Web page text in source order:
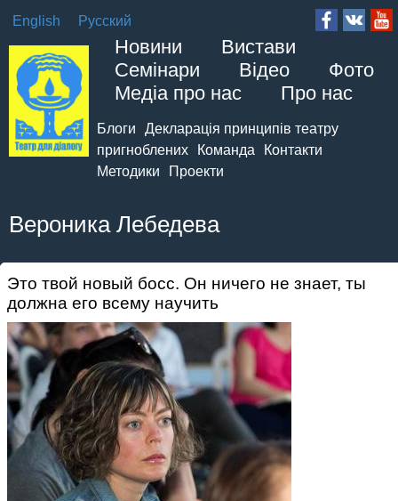
Новини
Вистави
Семінари
Відео
Фото
Медіа про нас
Про нас
Блоги
Декларація принципів театру
пригноблених
Команда
Контакти
Методики
Проекти
English Русский
Вероника Лебедева
Это твой новый босс. Он ничего не знает, ты
должна его всему научить